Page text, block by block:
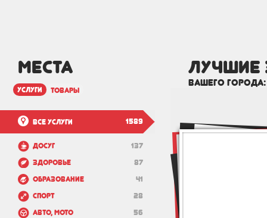
МЕСТА
услуги товары
1589
Все услуги
137
Досуг
87
Здоровье
41
Образование
28
Спорт
56
Авто, мото
лучшие
вашего